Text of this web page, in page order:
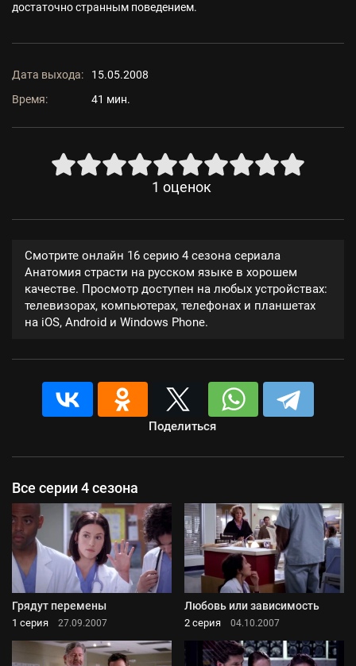
достаточно странным поведением.
Дата выхода:
15.05.2008
Время:
41 мин.
1 оценок
Смотрите онлайн 16 серию 4 сезона сериала
Анатомия страсти на русском языке в хорошем
качестве. Просмотр доступен на любых устройствах:
телевизорах, компьютерах, телефонах и планшетах
на iOS, Android и Windows Phone.
Поделиться
Все серии 4 сезона
Грядут перемены
1 серия 27.09.2007
Любовь или зависимость
2 серия 04.10.2007